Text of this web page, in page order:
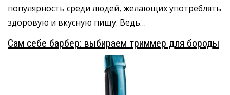
популярность среди людей, желающих употреблять
здоровую и вкусную пищу. Ведь…
Сам себе барбер: выбираем триммер для бороды